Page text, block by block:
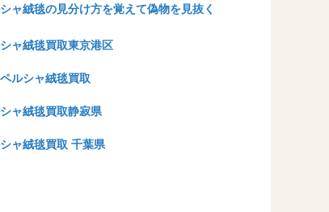
ャ絨毯の見分け方を覚えて偽物を見抜く
ャ絨毯買取東京港区
ルシャ絨毯買取
ャ絨毯買取静寂県
ャ絨毯買取 千葉県